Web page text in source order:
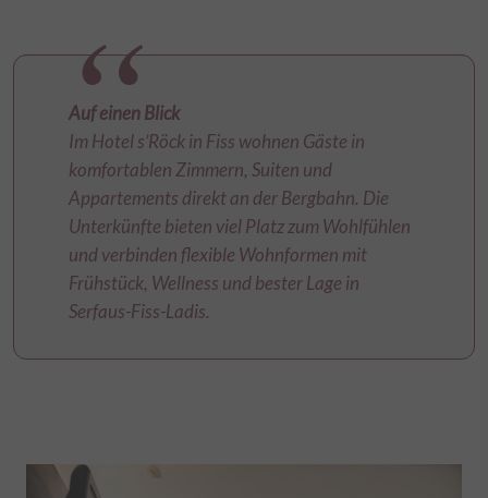
Auf einen Blick
Im Hotel s’Röck in Fiss wohnen Gäste in
komfortablen Zimmern, Suiten und
Appartements direkt an der Bergbahn. Die
Unterkünfte bieten viel Platz zum Wohlfühlen
und verbinden flexible Wohnformen mit
Frühstück, Wellness und bester Lage in
Serfaus-Fiss-Ladis.